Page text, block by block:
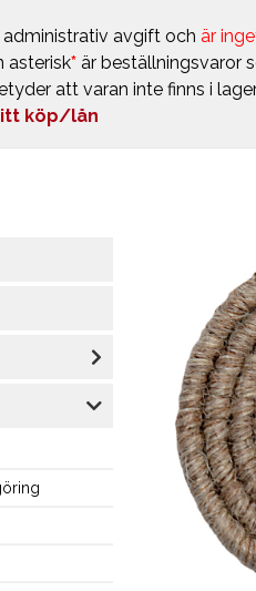
avgift och är
asterisk* är beställningsvaror
att varan inte finns i
köp/lån